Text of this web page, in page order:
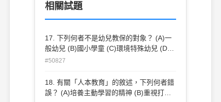
相關試題
17. 下列何者不是幼兒教保的對象？ (A)一
般幼兒 (B)國小學童 (C)環境特殊幼兒 (D)
身心發展特殊幼兒。
#50827
18. 有關「人本教育」的敘述，下列何者錯
誤？ (A)培養主動學習的精神 (B)重視打罵